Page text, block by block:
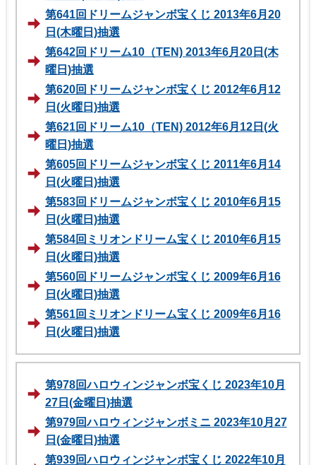
第641回ドリームジャンボ宝くじ 2013年6月20
日(木曜日)抽選
第642回ドリーム10（TEN) 2013年6月20日(木
曜日)抽選
第620回ドリームジャンボ宝くじ 2012年6月12
日(火曜日)抽選
第621回ドリーム10（TEN) 2012年6月12日(火
曜日)抽選
第605回ドリームジャンボ宝くじ 2011年6月14
日(火曜日)抽選
第583回ドリームジャンボ宝くじ 2010年6月15
日(火曜日)抽選
第584回ミリオンドリーム宝くじ 2010年6月15
日(火曜日)抽選
第560回ドリームジャンボ宝くじ 2009年6月16
日(火曜日)抽選
第561回ミリオンドリーム宝くじ 2009年6月16
日(火曜日)抽選
第978回ハロウィンジャンボ宝くじ 2023年10月
27日(金曜日)抽選
第979回ハロウィンジャンボミニ 2023年10月27
日(金曜日)抽選
第939回ハロウィンジャンボ宝くじ 2022年10月